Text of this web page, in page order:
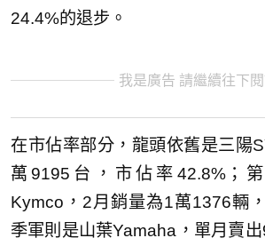
24.4%的退步。
我是廣告 請繼續往下
在市佔率部分，龍頭依舊是三陽
萬9195台，市佔率42.8%；
Kymco，2月銷量為1萬1376輛
季軍則是山葉Yamaha，單月賣